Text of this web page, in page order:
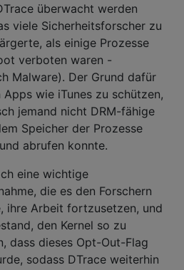
überwacht werden
viele Sicherheitsforscher zu
als einige Prozesse
verboten waren -
Malware). Der Grund dafür
Apps wie iTunes zu schützen,
jemand nicht DRM-fähige
Speicher der Prozesse
abrufen konnte.
eine wichtige
die es den Forschern
ihre Arbeit fortzusetzen, und
den Kernel so zu
dass dieses Opt-Out-Flag
sodass DTrace weiterhin